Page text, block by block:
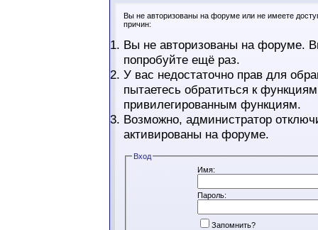
Вы не авторизованы на форуме или не имеете
причин:
Вы не авторизованы на форуме.
попробуйте ещё раз.
У вас недостаточно прав для
пытаетесь обратиться к
привилегированным функциям.
Возможно, администратор
активированы на форуме.
Вход
Имя:
Пароль:
Запомнить?